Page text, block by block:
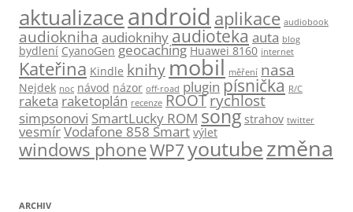
aktualizaceandroid aplikace audiobook
audiokniha audioknihy audioteka auta blog
bydlení CyanoGen geocaching Huawei 8160 internet
Kateřina Kindle knihy mobil měření nasa
Nejdek noc návod názor off-road plugin písnička R/C
raketa raketoplán recenze ROOTrychlost
simpsonovi SmartLucky ROM song strahov twitter
vesmírVodafone 858 Smart výlet
windows phoneWP7youtubezměna
ARCHIV